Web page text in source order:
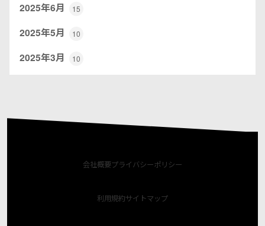
2025年6月 15
2025年5月 10
2025年3月 10
会社概要プライバシーポリシー
利用規約サイトマップ